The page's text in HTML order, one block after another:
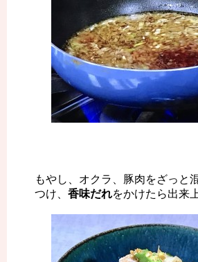
もやし、オクラ、豚肉をざっと
つけ、 香味だれをかけたら出来